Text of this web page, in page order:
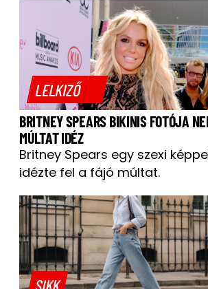
LELKIZŐ
BRITNEY SPEARS BIKINIS FOTÓJA
MÚLTAT IDÉZ
Britney Spears egy szexi
idézte fel a fájó múltat.
SIKK